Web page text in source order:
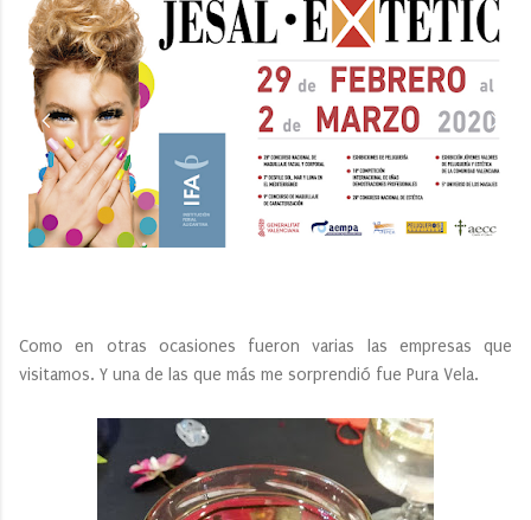
Como en otras ocasiones fueron varias las empresas que
visitamos. Y una de las que más me sorprendió fue Pura Vela.